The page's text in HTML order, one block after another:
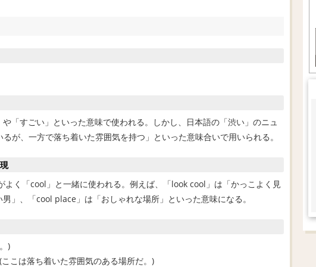
や「すごい」といった意味で使われる。しかし、日本語の「渋い」のニュ
が、一方で落ち着いた雰囲気を持つ」といった意味合いで用いられる。
よく「cool」と一緒に使われる。例えば、「look cool」は「かっこよく見
」、「cool place」は「おしゃれな場所」といった意味になる。
)
こは落ち着いた雰囲気のある場所だ。)